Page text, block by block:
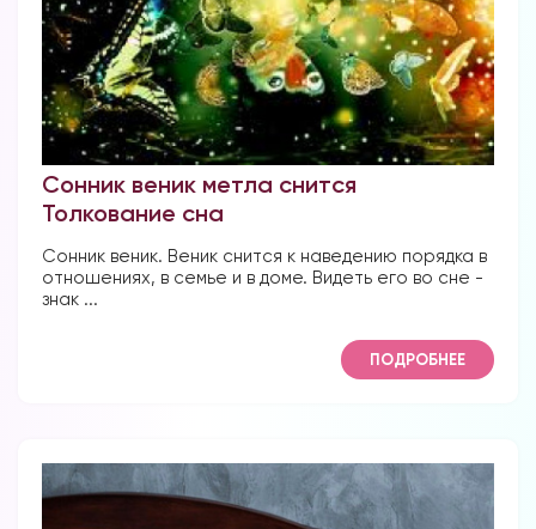
Сонник веник метла снится
Толкование сна
Сонник веник. Веник снится к наведению порядка в
отношениях, в семье и в доме. Видеть его во сне -
знак ...
ПОДРОБНЕЕ